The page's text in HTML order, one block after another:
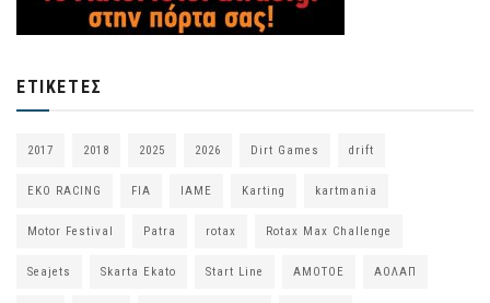
ΕΤΙΚΈΤΕΣ
2017 2018 2025 2026 Dirt Games drift
EKO RACING FIA IAME Karting kartmania
Motor Festival Patra rotax Rotax Max Challenge
Seajets Skarta Ekato Start Line ΑΜΟΤΟΕ ΑΟΛΑΠ